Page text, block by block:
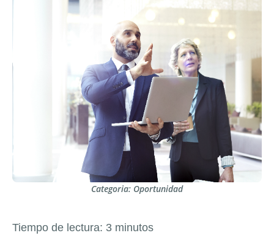
Categoria: Oportunidad
Tiempo de lectura: 3 minutos